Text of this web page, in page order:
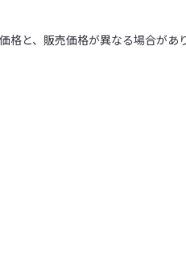
と、販売価格が異なる場合があ